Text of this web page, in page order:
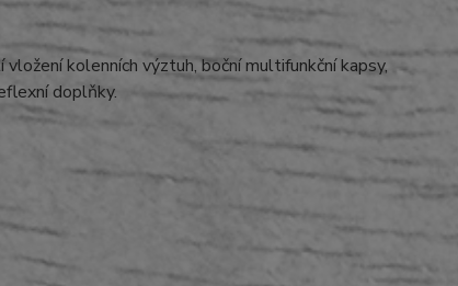
kolenních výztuh, boční multifunkční kapsy,
doplňky.